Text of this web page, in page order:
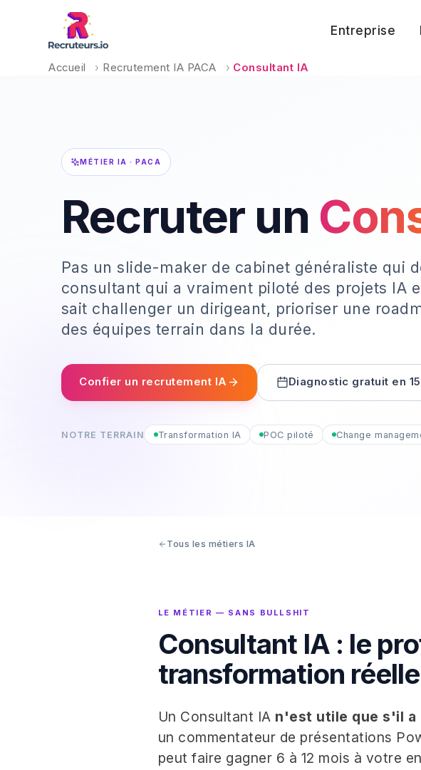
Entreprise
Accueil › Recrutement IA PACA › Consultant IA
MÉTIER IA · PACA
Recruter un
Pas un slide-maker de cabinet généraliste qui
consultant qui a vraiment piloté des projets IA
sait challenger un dirigeant, prioriser une
des équipes terrain dans la durée.
Confier un recrutement IA Diagnostic gratuit en
NOTRE TERRAIN Transformation IA POC piloté Change
Tous les métiers IA
LE MÉTIER — SANS BULLSHIT
Consultant IA : le
transformation
Un Consultant IA n'est utile que s'il a
un commentateur de présentations
peut faire gagner 6 à 12 mois à votre